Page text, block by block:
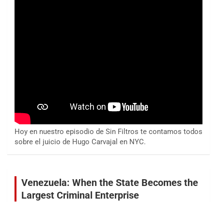
Hoy en nuestro episodio de Sin Filtros te contamos todos
sobre el juicio de Hugo Carvajal en NYC.
Venezuela: When the State Becomes the
Largest Criminal Enterprise